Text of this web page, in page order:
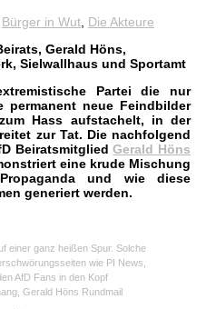
Bürger in Wut Die Akteure
Gerald Höns,
Sielwallhaus und Sportamt
Partei die nur
permanent neue Feindbilder
Hass aufstachelt, in der
zur Tat. Die nachfolgend
BeiratsmitgliedGerald Höns
eine krude Mischung
und wie diese
generiert werden.
einer ganz heißen Spur. Solche
wie PI News,
AfD Fans in den Kopf
Gerald Höns Rundmail